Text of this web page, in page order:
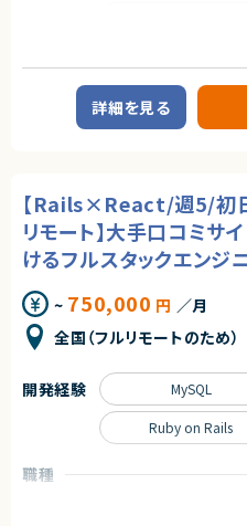
契約形態
業務委託(準委任契約)
エージェントから
★フルリモート※日本にお住いの方
★大手グループ会社の案件です！
★中長期で参画いただける案件です！
★弊社から20名以上参画中の企業
★横新規開発の立ち上げや横断的にプ
【必須スキル】
・GAS、AppSheet等を用いた実務レ
【尚可スキル】
・事業部門と直接コミュニケーション
者歓迎）
・GeminiやChatGPT等、生成AI API
契約形態
業務委託(準委任契約)
株式会社LASSIC
エージェントから
定義〜実装・改善まで一気通貫でリ
CTO/VPoE/テックリード
プロジ
プロジェクトリーダー
インフラエ
フロントエンドエンジニア
サーバ
◆業務内容
日程調整を支援するSaaSプロダクト
ロダクト開発を主導していただくポジシ
・開発テーマの優先順位付けおよび
・技術的視点を活かした営業・カスタ
・障害対応や運用面の改善を含むプ
・上記に付随する、経営・顧客・開発
◆応募者へのメッセージ
多くのサービスが生まれては消える中
本サービスは、まさにその可能性を
Spring
TypeScript
詳細を見る
【Rails×React/週5/初
リモート】大手口コミサ
けるフルスタックエンジ
~ 750,000 円 ／月
全国（フルリモートのため）
職種
開発経験 MySQL
Ruby on Rails